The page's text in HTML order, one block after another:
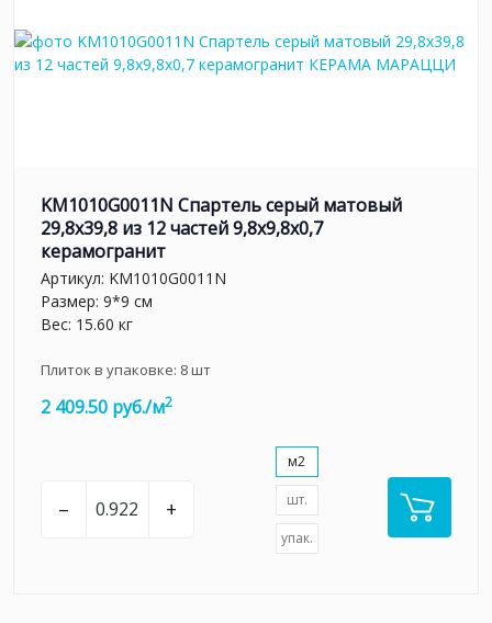
KM1010G0011N Спартель серый матовый
29,8х39,8 из 12 частей 9,8x9,8x0,7
керамогранит
Артикул: KM1010G0011N
Размер: 9*9 см
Вес: 15.60 кг
Плиток в упаковке: 8шт
2 409.50 руб./м2
– +
м2
шт.
упак.